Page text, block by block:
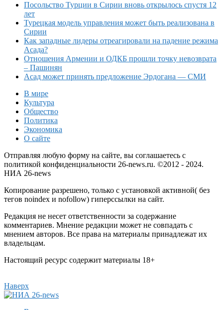
Посольство Турции в Сирии вновь открылось спустя 12
лет
Турецкая модель управления может быть реализована в
Сирии
Как западные лидеры отреагировали на падение режима
Асада?
Отношения Армении и ОДКБ прошли точку невозврата
– Пашинян
Асад может принять предложение Эрдогана — СМИ
В мире
Культура
Общество
Политика
Экономика
О сайте
Отправляя любую форму на сайте, вы соглашаетесь с
политикой конфиденциальности 26-news.ru. ©2012 - 2024.
НИА 26-news
Копирование разрешено, только с установкой активной( без
тегов noindex и nofollow) гиперссылки на сайт.
Редакция не несет ответственности за содержание
комментариев. Мнение редакции может не совпадать с
мнением авторов. Все права на материалы принадлежат их
владельцам.
Настоящий ресурс содержит материалы 18+
Наверх